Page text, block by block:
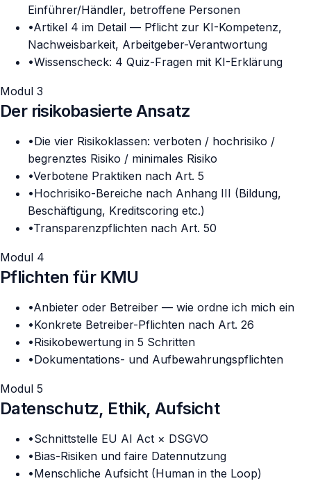
Einführer/Händler, betroffene Personen
•Artikel 4 im Detail — Pflicht zur KI-Kompetenz,
Nachweisbarkeit, Arbeitgeber-Verantwortung
•Wissenscheck: 4 Quiz-Fragen mit KI-Erklärung
Modul 3
Der risikobasierte Ansatz
•Die vier Risikoklassen: verboten / hochrisiko /
begrenztes Risiko / minimales Risiko
•Verbotene Praktiken nach Art. 5
•Hochrisiko-Bereiche nach Anhang III (Bildung,
Beschäftigung, Kreditscoring etc.)
•Transparenzpflichten nach Art. 50
Modul 4
Pflichten für KMU
•Anbieter oder Betreiber — wie ordne ich mich ein
•Konkrete Betreiber-Pflichten nach Art. 26
•Risikobewertung in 5 Schritten
•Dokumentations- und Aufbewahrungspflichten
Modul 5
Datenschutz, Ethik, Aufsicht
•Schnittstelle EU AI Act × DSGVO
•Bias-Risiken und faire Datennutzung
•Menschliche Aufsicht (Human in the Loop)